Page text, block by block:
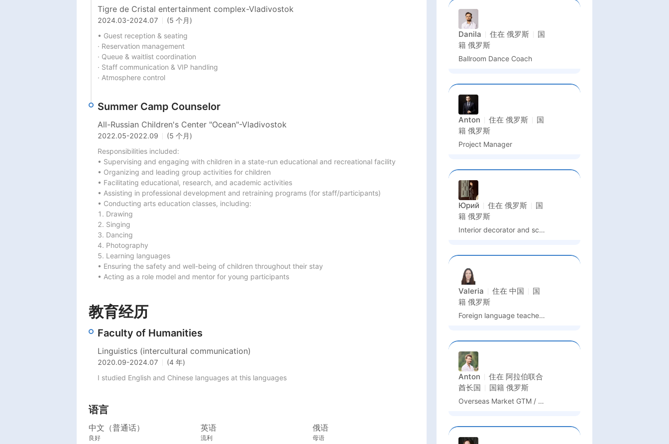
Tigre de Cristal entertainment complex-Vladivostok
2024.03-2024.07
(5 个月)
• Guest reception & seating
· Reservation management
· Queue & waitlist coordination
· Staff communication & VIP handling
· Atmosphere control
Summer Camp Counselor
All-Russian Children's Center "Ocean"-Vladivostok
2022.05-2022.09
(5 个月)
Responsibilities included:
• Supervising and engaging with children in a state-run educational and recreational facility
• Organizing and leading group activities for children
• Facilitating educational, research, and academic activities
• Assisting in professional development and retraining programs (for staff/participants)
• Conducting arts education classes, including:
1. Drawing
2. Singing
3. Dancing
4. Photography
5. Learning languages
• Ensuring the safety and well-being of children throughout their stay
• Acting as a role model and mentor for young participants
教育经历
Faculty of Humanities
Linguistics (intercultural communication)
2020.09-2024.07
(4 年)
I studied English and Chinese languages at this languages
语言
中文（普通话）
良好
英语
流利
俄语
母语
Danila 住在 俄罗斯
国
籍 俄罗斯
Ballroom Dance Coach
Anton 住在 俄罗斯
国
籍 俄罗斯
Project Manager
Юрий 住在 俄罗斯
国
籍 俄罗斯
Interior decorator and sculptor
Valeria 住在 中国
国
籍 俄罗斯
Foreign language teacher/lecturer/assistant professor
Anton 住在 阿拉伯联合
酋长国
国籍 俄罗斯
Overseas Market GTM / Product Marketing Lead